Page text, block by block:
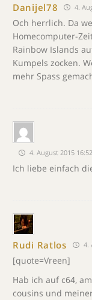
Danijel78 4.
Och herrlich. Da
Homecomputer-
Rainbow Islands
Kumpels zocken.
mehr Spass
4. August 2015 16:52
Ich liebe einfach
Rudi Ratlos 4.
[quote=Vreen]
Hab ich auf c64,
cousins und